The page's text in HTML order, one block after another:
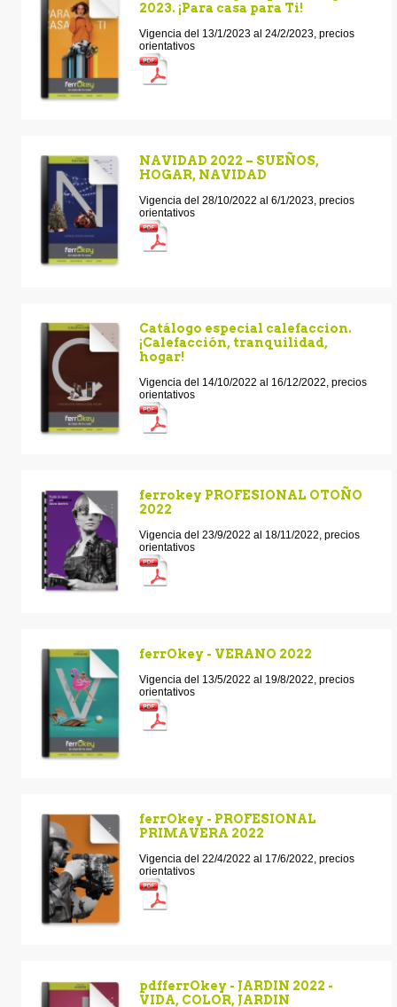
2023. ¡Para casa para Ti!
Vigencia del 13/1/2023 al 24/2/2023, precios
orientativos
NAVIDAD 2022 – SUEÑOS,
HOGAR, NAVIDAD
Vigencia del 28/10/2022 al 6/1/2023, precios
orientativos
Catálogo especial calefaccion.
¡Calefacción, tranquilidad,
hogar!
Vigencia del 14/10/2022 al 16/12/2022, precios
orientativos
ferrokey PROFESIONAL OTOÑO
2022
Vigencia del 23/9/2022 al 18/11/2022, precios
orientativos
ferrOkey - VERANO 2022
Vigencia del 13/5/2022 al 19/8/2022, precios
orientativos
ferrOkey - PROFESIONAL
PRIMAVERA 2022
Vigencia del 22/4/2022 al 17/6/2022, precios
orientativos
pdfferrOkey - JARDIN 2022 -
VIDA, COLOR, JARDIN